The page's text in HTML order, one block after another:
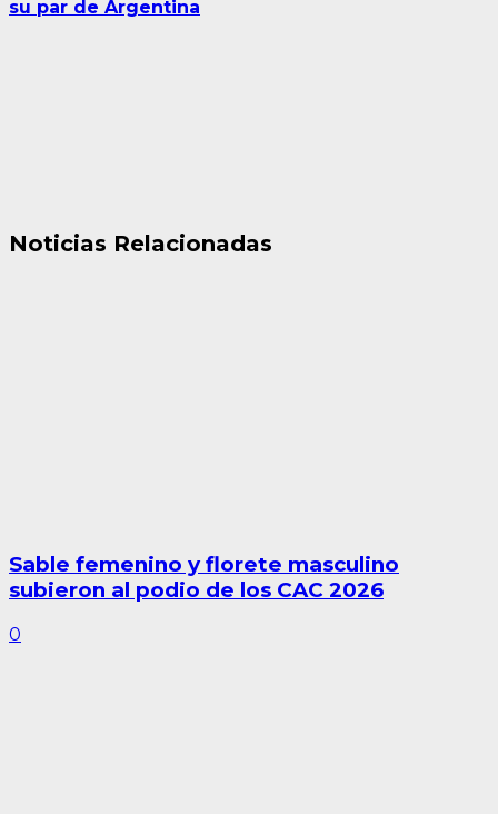
su par de Argentina
Noticias Relacionadas
Sable femenino y florete masculino
subieron al podio de los CAC 2026
0